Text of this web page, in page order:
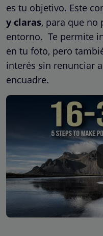
es tu objetivo. Este
y claras, para que no
entorno. Te permite
en tu foto, pero
interés sin renunciar
encuadre.